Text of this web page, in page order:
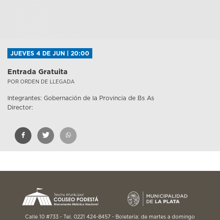
JUEVES 4 DE JUN | 20:00
Entrada Gratuita
POR ORDEN DE LLEGADA
Integrantes: Gobernación de la Provincia de Bs As
Director:
Calle 10 #733 - Tel. 0221 424-8457 - Boletería: de martes a domingo